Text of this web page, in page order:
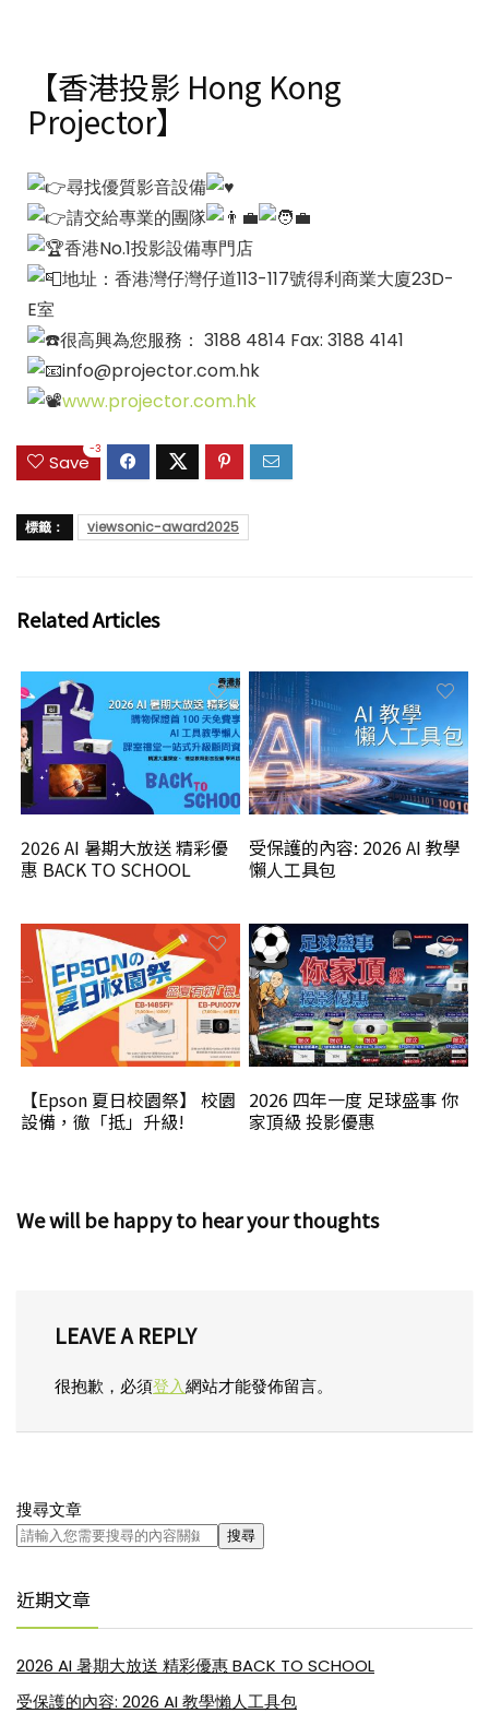
【香港投影 Hong Kong
Projector】
尋找優質影音設備
請交給專業的團隊
香港No.1投影設備專門店
地址：香港灣仔灣仔道113-117號得利商業大廈23D-
E室
很高興為您服務： 3188 4814 Fax: 3188 4141
info@projector.com.hk
www.projector.com.hk
Save
-3
標籤： viewsonic-award2025
Related Articles
2026 AI 暑期大放送 精彩優
惠 BACK TO SCHOOL
受保護的內容: 2026 AI 教學
懶人工具包
【Epson 夏日校園祭】 校園
設備，徹「抵」升級!
2026 四年一度 足球盛事 你
家頂級 投影優惠
We will be happy to hear your thoughts
LEAVE A REPLY
很抱歉，必須登入網站才能發佈留言。
搜尋文章
搜尋
近期文章
2026 AI 暑期大放送 精彩優惠 BACK TO SCHOOL
受保護的內容: 2026 AI 教學懶人工具包